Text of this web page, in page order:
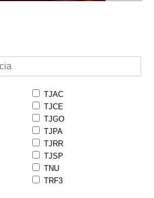
TJAC
TJCE
TJGO
TJPA
TJRR
TJSP
TNU
TRF3